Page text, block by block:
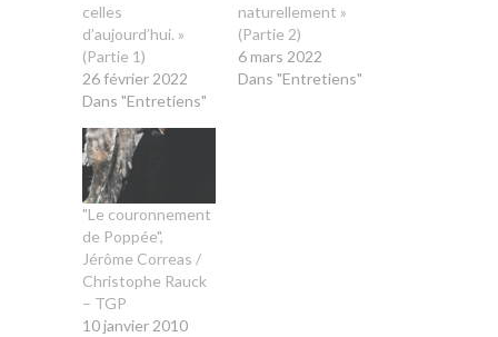
celles
d’aujourd’hui. »
(Partie 1)
26 février 2022
Dans "Entretiens"
naturellement »
(Partie 2)
6 mars 2022
Dans "Entretiens"
"Le couronnement
de Poppée",
Jérôme Correas /
Christophe Rauck
– TGP
10 janvier 2010